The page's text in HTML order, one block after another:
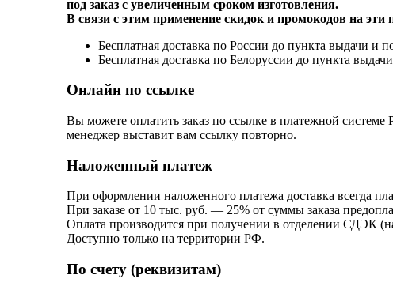
под заказ с увеличенным сроком изготовления.
В связи с этим применение скидок и промокодов на эти
Бесплатная доставка по России до пункта выдачи и
Бесплатная доставка по Белоруссии до пункта
Онлайн по ссылке
Вы можете оплатить заказ по ссылке в платежной
менеджер выставит вам ссылку повторно.
Наложенный платеж
При оформлении наложенного платежа доставка всегда
При заказе от 10 тыс. руб. — 25% от суммы заказа
Оплата производится при получении в отделении СДЭК
Доступно только на территории РФ.
По счету (реквизитам)